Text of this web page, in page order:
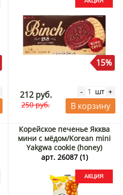
15%
212 руб.
250 руб.
- шт +
В корзину
Корейское печенье Якква
мини с мёдом/Korean mini
Yakgwa cookie (honey)
Самлип/Samlip, Корея, 70 г
арт. 26087 (1)